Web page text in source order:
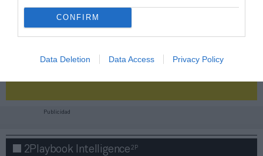
CONFIRM
Data Deletion Data Access Privacy Policy
¡Haz click aquí y accede sin límites a contenidos
Publicidad
2Playbook Intelligence2P